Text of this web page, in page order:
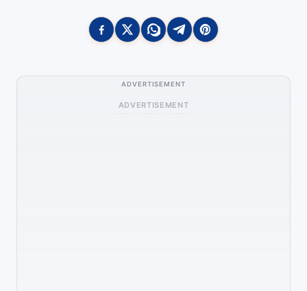
ADVERTISEMENT
ADVERTISEMENT